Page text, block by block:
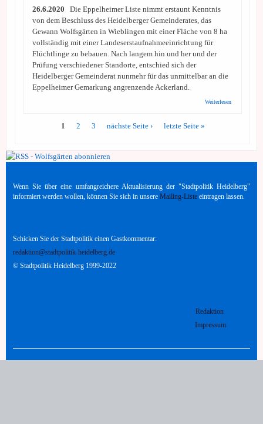
26.6.2020 Die Eppelheimer Liste nimmt erstaunt Kenntnis
von dem Beschluss des Heidelberger Gemeinderates, das
Gewann Wolfsgärten in Wieblingen mit einer Fläche von 8 ha
vollständig mit einer Landeserstaufnahmeeinrichtung für
Flüchtlinge zu bebauen. Nach langem hin und her und der
Prüfung verschiedener Standorte, entschied sich der
Heidelberger Gemeinderat nunmehr für das unmittelbar an die
Eppelheimer Gemarkung angrenzende Ackerland.
Weiterlesen
1 2 3 nächste Seite › letzte Seite »
Wenn Sie über eine umfangreichere Aktualisierung der "Stadtpolitik Heidelberg"
informiert werden wollen, können Sie sich in unsere Mailing-Liste eintragen lassen.
Schicken Sie der Stadtpolitik einen Gastkommentar:
redaktion@stadtpolitik-heidelberg.de
© Stadtpolitik Heidelberg 1999-2022
Redaktion
Impressum